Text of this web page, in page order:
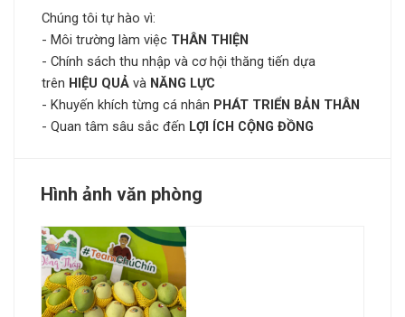
Chúng tôi tự hào vì:
- Môi trường làm việc THÂN THIỆN
- Chính sách thu nhập và cơ hội thăng tiến dựa
trên HIỆU QUẢ và NĂNG LỰC
- Khuyến khích từng cá nhân PHÁT TRIỂN BẢN THÂN
- Quan tâm sâu sắc đến LỢI ÍCH CỘNG ĐỒNG
Hình ảnh văn phòng